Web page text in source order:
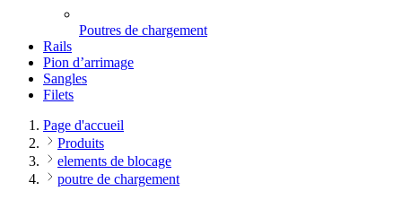
Poutres de chargement
Rails
Pion d’arrimage
Sangles
Filets
Page d'accueil
Produits
elements de blocage
poutre de chargement